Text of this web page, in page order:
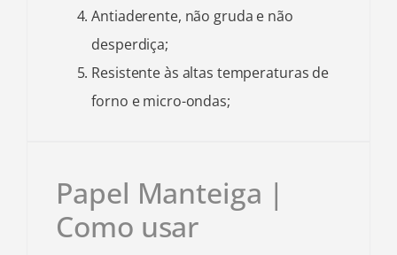
Antiaderente, não gruda e não
desperdiça;
Resistente às altas temperaturas de
forno e micro-ondas;
Papel Manteiga |
Como usar